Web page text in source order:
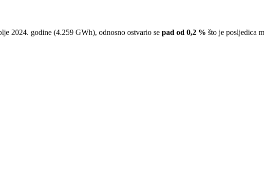
2024. godine (4.259 GWh), odnosno ostvario se pad od 0,2 % što je posljedica